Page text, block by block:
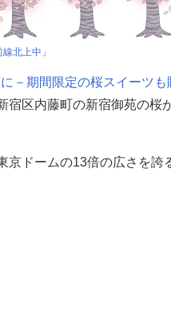
北上中」
－期間限定の桜スイーツも
宿区内藤町の新宿御苑の桜
ドームの13倍の広さを誇